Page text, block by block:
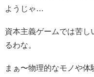
ようじゃ…
資本主義ゲームでは苦し
るわな。
まぁ〜物理的なモノや